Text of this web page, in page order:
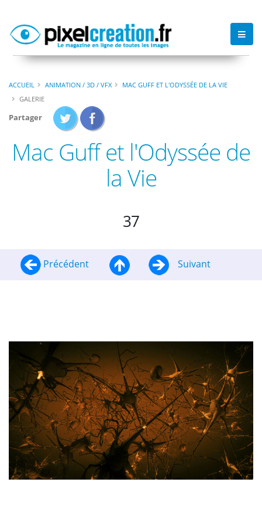
ACCUEIL ANIMATION / 3D / VFX
MAC GUFF ET L'ODYSSÉE DE LA VIE
GALERIE
Partager
Mac Guff et l'Odyssée de
la Vie
37
Précédent Suivant